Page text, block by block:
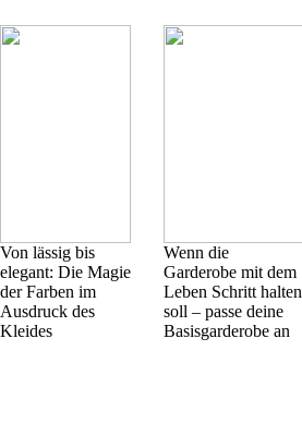
Von lässig bis
elegant: Die Magie
der Farben im
Ausdruck des
Kleides
Wenn die
Garderobe mit dem
Leben Schritt halten
soll – passe deine
Basisgarderobe an